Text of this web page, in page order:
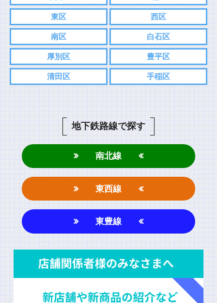
各SNS、もしくはお問い合わせフォームからご連絡お願い致しま
こちらの方がスムーズにやり取りできるので。
⇨Twitter
インスタグラム
東区 西区
南区 白石区
厚別区 豊平区
清田区 手稲区
地下鉄路線で探す
南北線
東西線
東豊線